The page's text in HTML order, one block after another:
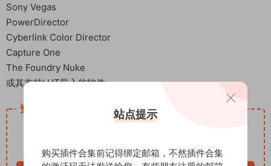
Sony Vegas
PowerDirector
Cyberlink Color Director
Capture One
The Foundry Nuke
或其支持LUT导入的软件
资源下载
12
VIP免费
站点提示
购买插件合集前记得绑定邮箱，不然插件合集